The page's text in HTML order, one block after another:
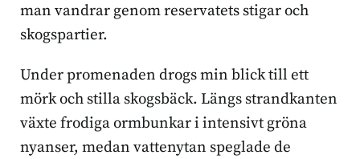
man vandrar genom reservatets stigar och
skogspartier.
Under promenaden drogs min blick till ett
mörk och stilla skogsbäck. Längs strandkanten
växte frodiga ormbunkar i intensivt gröna
nyanser, medan vattenytan speglade de